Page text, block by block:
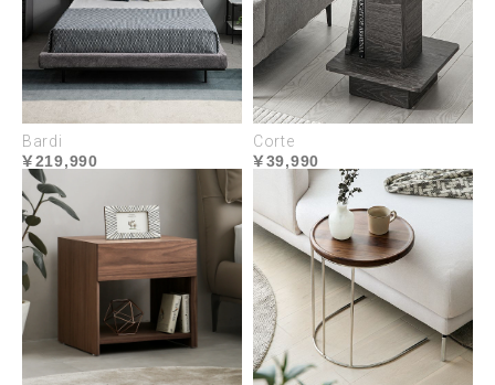
Bardi
219,990
Corte
39,990